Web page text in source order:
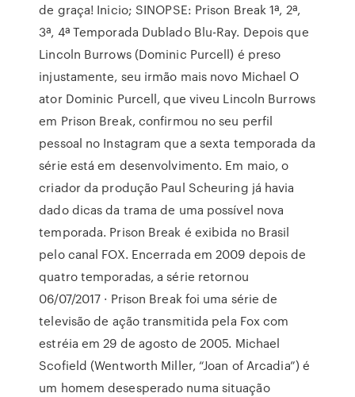
de graça! Inicio; SINOPSE: Prison Break 1ª, 2ª,
3ª, 4ª Temporada Dublado Blu-Ray. Depois que
Lincoln Burrows (Dominic Purcell) é preso
injustamente, seu irmão mais novo Michael O
ator Dominic Purcell, que viveu Lincoln Burrows
em Prison Break, confirmou no seu perfil
pessoal no Instagram que a sexta temporada da
série está em desenvolvimento. Em maio, o
criador da produção Paul Scheuring já havia
dado dicas da trama de uma possível nova
temporada. Prison Break é exibida no Brasil
pelo canal FOX. Encerrada em 2009 depois de
quatro temporadas, a série retornou
06/07/2017 · Prison Break foi uma série de
televisão de ação transmitida pela Fox com
estréia em 29 de agosto de 2005. Michael
Scofield (Wentworth Miller, “Joan of Arcadia”) é
um homem desesperado numa situação